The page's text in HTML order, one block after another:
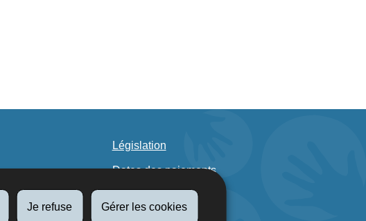
Je refuse Gérer les cookies
Législation
Dates des paiements
Lutte anti-fraudes